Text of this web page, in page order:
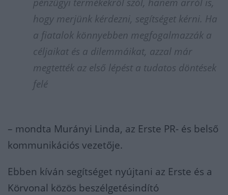
hogy merjünk kérdezni, segítséget kérni. Ha
a fiatalok könnyebben megfogalmazzák a
céljaikat és a dilemmáikat, azzal már
megtették az első lépést a tudatos döntések
felé
– mondta Murányi Linda, az Erste PR- és belső
kommunikációs vezetője.
Ebben kíván segítséget nyújtani az Erste és a
Körvonal közös beszélgetésindító